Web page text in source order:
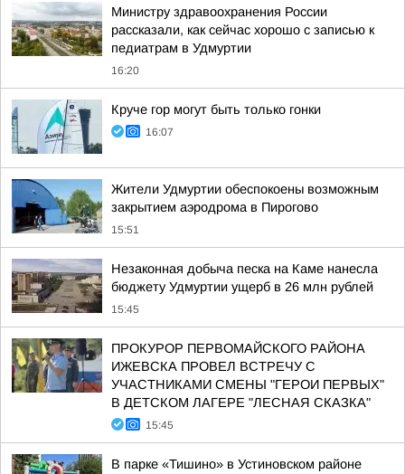
Министру здравоохранения России
рассказали, как сейчас хорошо с записью к
педиатрам в Удмуртии
16:20
Круче гор могут быть только гонки
16:07
Жители Удмуртии обеспокоены возможным
закрытием аэродрома в Пирогово
15:51
Незаконная добыча песка на Каме нанесла
бюджету Удмуртии ущерб в 26 млн рублей
15:45
ПРОКУРОР ПЕРВОМАЙСКОГО РАЙОНА
ИЖЕВСКА ПРОВЕЛ ВСТРЕЧУ С
УЧАСТНИКАМИ СМЕНЫ "ГЕРОИ ПЕРВЫХ"
В ДЕТСКОМ ЛАГЕРЕ "ЛЕСНАЯ СКАЗКА"
15:45
В парке «Тишино» в Устиновском районе